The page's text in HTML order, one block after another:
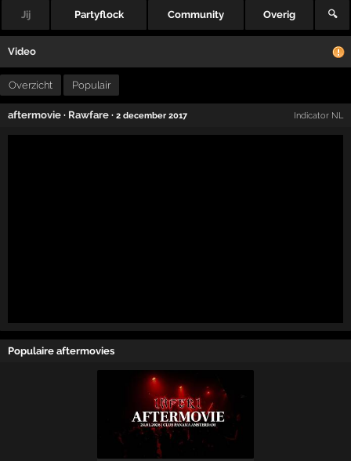
Jij Partyflock Community Overig 🔍
Video
Overzicht Populair
aftermovie · Rawfare ·2 december 2017 Indicator NL
Populaire aftermovies